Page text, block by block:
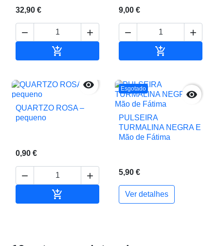
32,90 €
 

9,00 €
 


QUARTZO ROSA –
pequeno
0,90 €
 
 Adicionar ao carrinho
Esgotado 
PULSEIRA
TURMALINA NEGRA E
Mão de Fátima
5,90 €
Ver detalhes